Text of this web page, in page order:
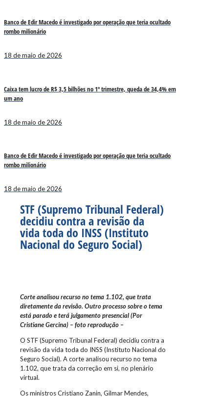
Banco de Edir Macedo é investigado por operação que teria ocultado
rombo milionário
18 de maio de 2026
Caixa tem lucro de R$ 3,5 bilhões no 1º trimestre, queda de 34,4% em
um ano
18 de maio de 2026
Banco de Edir Macedo é investigado por operação que teria ocultado
rombo milionário
18 de maio de 2026
STF (Supremo Tribunal Federal)
decidiu contra a revisão da
vida toda do INSS (Instituto
Nacional do Seguro Social)
Corte analisou recurso no tema 1.102, que trata
diretamente da revisão. Outro processo sobre o tema
está parado e terá julgamento presencial (Por
Cristiane Gercina) – foto reprodução –
O STF (Supremo Tribunal Federal) decidiu contra a
revisão da vida toda do INSS (Instituto Nacional do
Seguro Social). A corte analisou recurso no tema
1.102, que trata da correção em si, no plenário
virtual.
Os ministros Cristiano Zanin, Gilmar Mendes,